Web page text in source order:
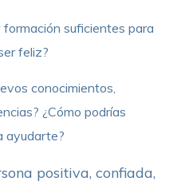
formación suficientes para
feliz?
conocimientos,
¿Cómo podrías
ayudarte?
positiva, confiada,